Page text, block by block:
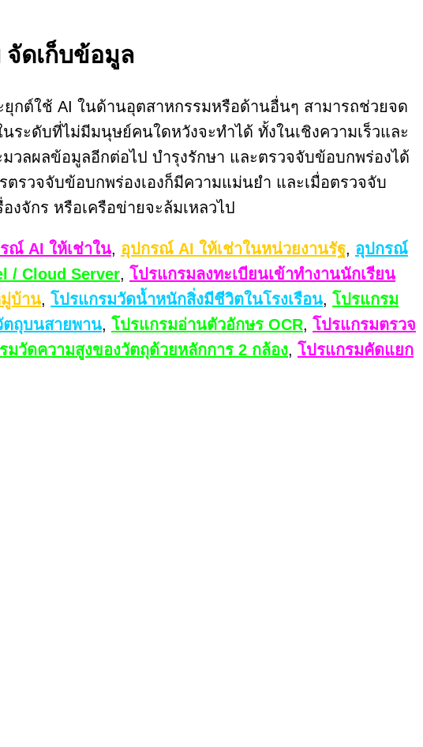
ดเก็บข้อมูล
กต์ใช้ AI ในด้านอุตสาหกรรมหรือด้านอื่นๆ สามารถช่วยจด
ะดับที่ไม่มีมนุษย์คนใดหวังจะทำได้ ทั้งในเชิงความเร็วและ
ลผลข้อมูลอีกต่อไป บำรุงรักษา และตรวจจับข้อบกพร่องได้
รวจจับข้อบกพร่องเองก็มีความแม่นยำ และเมื่อตรวจจับ
จักร หรือเครือข่ายจะล้มเหลวไป
ณ์ AI ให้เช่าใน, อุปกรณ์ AI ให้เช่าในหน่วยงานรัฐ, อุปกรณ์
/ Cloud Server, โปรแกรมลงทะเบียนเข้าทำงานนักเรียน
บ้าน, โปรแกรมวัดน้ำหนักสิ่งมีชีวิตในโรงเรือน, โปรแกรม
ถุบนสายพาน, โปรแกรมอ่านตัวอักษร OCR, โปรแกรมตรวจ
มวัดความสูงของวัตถุด้วยหลักการ 2 กล้อง, โปรแกรมคัดแยก